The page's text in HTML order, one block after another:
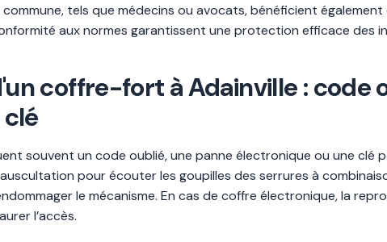
commune, tels que médecins ou avocats, bénéficient
aux normes garantissent une protection efficace des
coffre-fort à Adainville : code
souvent un code oublié, une panne électronique ou une
pour écouter les goupilles des serrures à
le mécanisme. En cas de coffre électronique, la
l’accès.